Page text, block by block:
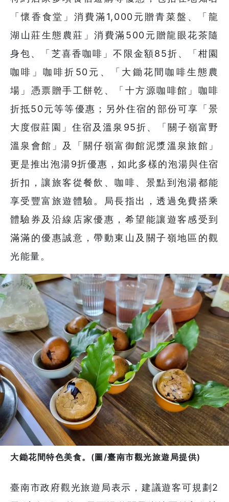
「懷香食堂」消費滿1,000元贈青菜盤、「龍
湖山莊生態農莊」消費滿500元贈龍眼花茶隨
身包、「芝喜香咖啡」不限金額85折、「柑園
咖啡」咖啡折50元、「大鋤花間咖啡生態農
場」憑票贈手工餅乾、「十方源咖啡館」咖啡
折抵50元等等優惠；另外住宿的部份可享「景
大度假莊園」住宿及溫泉95折、「關子嶺富野
溫泉會館」及「關仔嶺富御館泥漿溫泉旅館」
更是推出泡湯9折優惠，如此多樣的泡湯與住宿
折扣，讓旅客從餐飲、咖啡、景點到泡湯都能
享受豐富旅遊體驗。局長指出，透過免費搭乘
體驗券及沿線店家優惠，希望能讓遊客感受到
滿滿的優惠誠意，帶動東山及關子嶺地區的觀
光能量。
大鋤花間特色美食。(圖/臺南市觀光旅遊局提供)
臺南市政府觀光旅遊局表示，建議遊客可規劃2